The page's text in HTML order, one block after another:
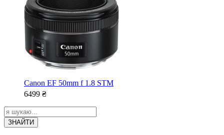
Canon EF 50mm f 1.8 STM
6499 ₴
ЗНАЙТИ